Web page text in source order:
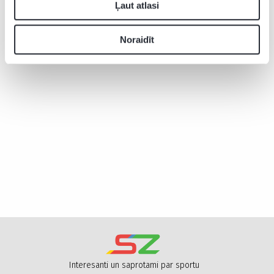
Ļaut atlasi
Noraidīt
Interesanti un saprotami par sportu